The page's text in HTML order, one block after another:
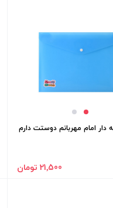
دار امام مهربانم دوستت دارم
21٬500 تومان